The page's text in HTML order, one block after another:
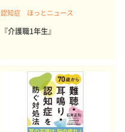
認知症 ほっとニュース
『介護職1年生』